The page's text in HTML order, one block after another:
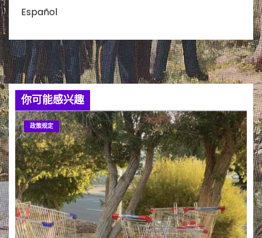
Español
你可能感兴趣
政策规定